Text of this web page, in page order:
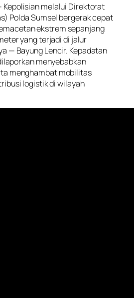
melalui Direktorat
Polda Sumsel bergerak cepat
ekstrem sepanjang
yang terjadi di jalur
— Bayung Lencir. Kepadatan
menyebabkan
menghambat mobilitas
logistik di wilayah